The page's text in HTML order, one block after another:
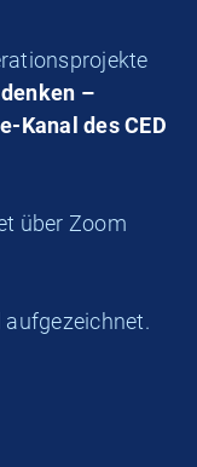
–
Kanal des CED
über Zoom
aufgezeichnet.